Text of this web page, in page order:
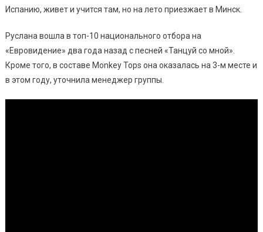
Испанию, живет и учится там, но на лето приезжает в Минск.
Руслана вошла в топ-10 национального отбора на
«Евровидение» два года назад с песней «Танцуй со мной».
Кроме того, в составе Monkey Tops она оказалась на 3-м месте и
в этом году, уточнила менеджер группы.